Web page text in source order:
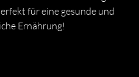
für eine gesunde und
Ernährung!